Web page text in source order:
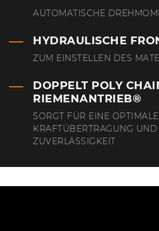
AUTOMATISCHE
HYDRAULISCHE
ZUM EINSTELLEN DES
DOPPELT POLY
RIEMENANTRIEB®
SORGT FÜR EINE OPTIMALE
KRAFTÜBERTRAGUNG
ZUVERLÄSSIGKEIT